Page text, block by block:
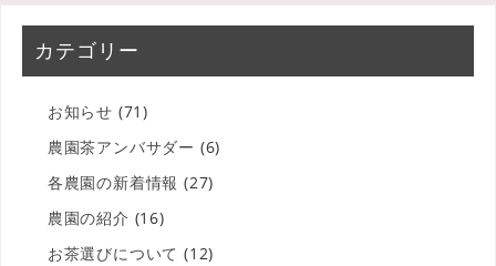
カテゴリー
お知らせ (71)
農園茶アンバサダー (6)
各農園の新着情報 (27)
農園の紹介 (16)
お茶選びについて (12)